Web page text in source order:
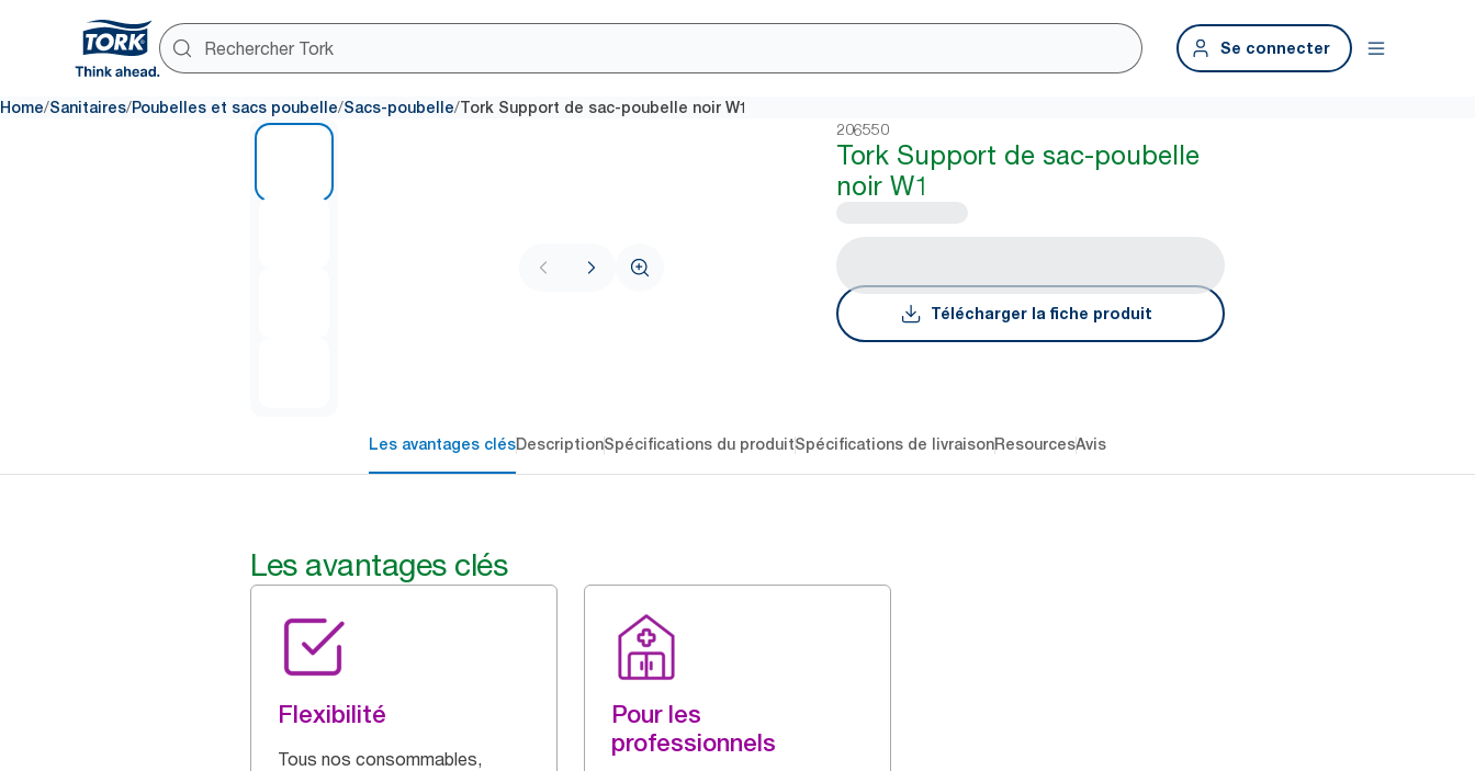
Se connecter
Home/Sanitaires/Poubelles et sacs poubelle/Sacs-poubelle/Tork Support de sac-poubelle noir W1
206550
Tork Support de sac-poubelle
noir W1
Télécharger la fiche produit
Les avantages clésDescriptionSpécifications du produitSpécifications de livraisonResourcesAvis
Les avantages clés
Flexibilité
Tous nos consommables,
Pour les
professionnels